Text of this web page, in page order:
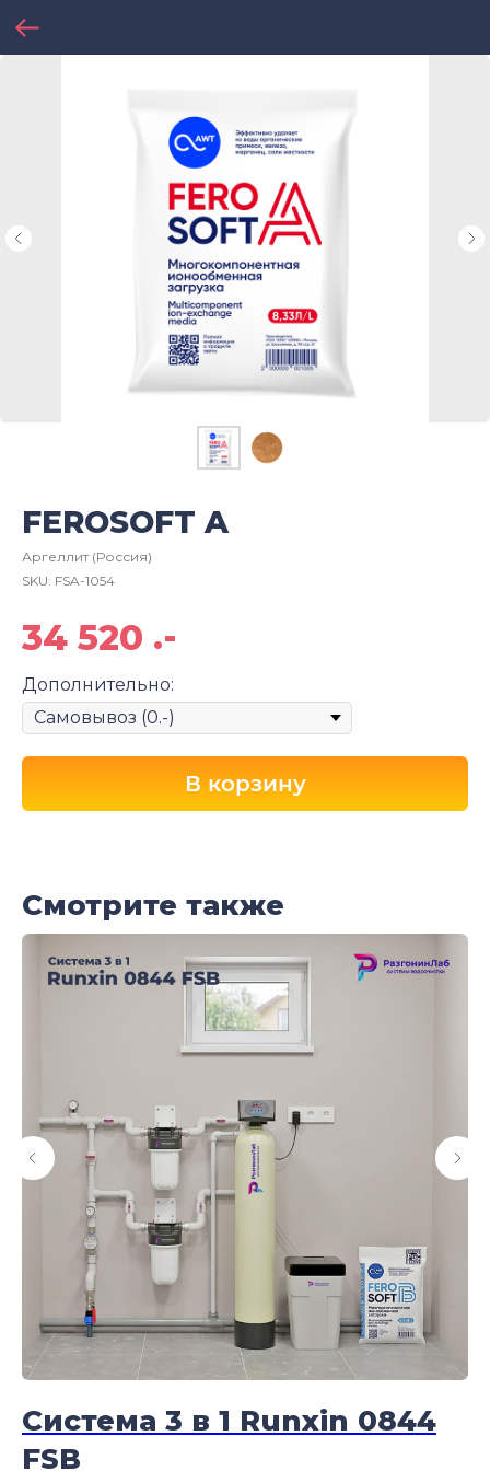
FEROSOFT A
Аргеллит (Россия)
SKU: FSA-1054
34 520 .-
Дополнительно:
В корзину
Смотрите также
Система 3 в 1 Runxin 0844
FSB